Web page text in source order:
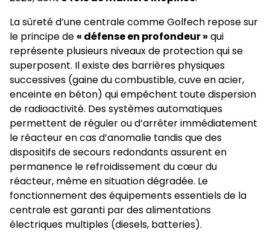
La sûreté d’une centrale comme Golfech repose sur
le principe de « défense en profondeur » qui
représente plusieurs niveaux de protection qui se
superposent. Il existe des barrières physiques
successives (gaine du combustible, cuve en acier,
enceinte en béton) qui empêchent toute dispersion
de radioactivité. Des systèmes automatiques
permettent de réguler ou d’arrêter immédiatement
le réacteur en cas d’anomalie tandis que des
dispositifs de secours redondants assurent en
permanence le refroidissement du cœur du
réacteur, même en situation dégradée. Le
fonctionnement des équipements essentiels de la
centrale est garanti par des alimentations
électriques multiples (diesels, batteries).